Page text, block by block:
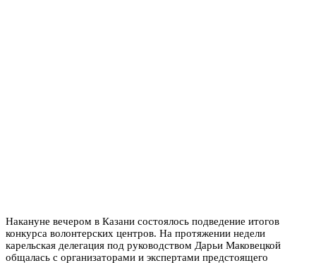
Накануне вечером в Казани состоялось подведение итогов
конкурса волонтерских центров. На протяжении недели
карельская делегация под руководством Дарьи Маковецкой
общалась с организаторами и экспертами предстоящего